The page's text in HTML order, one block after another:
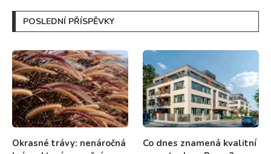
POSLEDNÍ PŘÍSPĚVKY
Okrasné trávy: nenáročná
Co dnes znamená kvalitní